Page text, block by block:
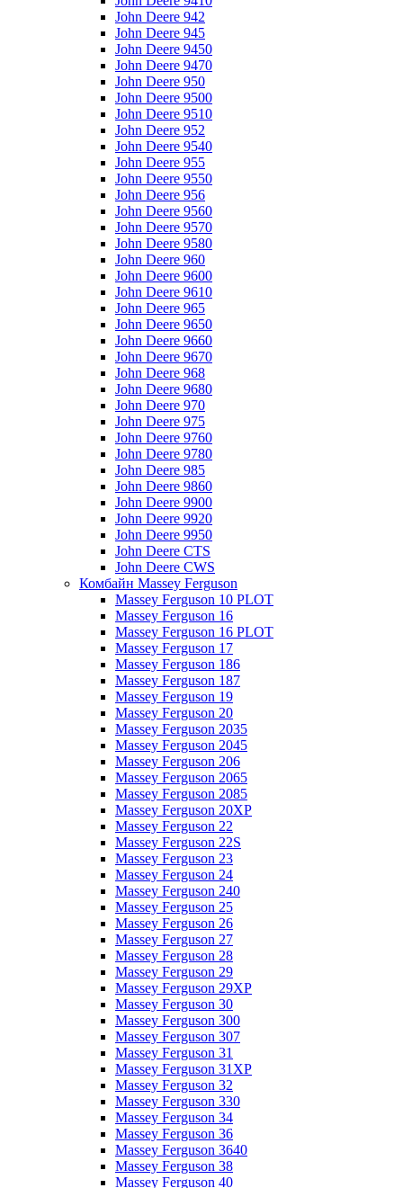
John Deere 942
John Deere 945
John Deere 9450
John Deere 9470
John Deere 950
John Deere 9500
John Deere 9510
John Deere 952
John Deere 9540
John Deere 955
John Deere 9550
John Deere 956
John Deere 9560
John Deere 9570
John Deere 9580
John Deere 960
John Deere 9600
John Deere 9610
John Deere 965
John Deere 9650
John Deere 9660
John Deere 9670
John Deere 968
John Deere 9680
John Deere 970
John Deere 975
John Deere 9760
John Deere 9780
John Deere 985
John Deere 9860
John Deere 9900
John Deere 9920
John Deere 9950
John Deere CTS
John Deere CWS
Комбайн Massey Ferguson
Massey Ferguson 10 PLOT
Massey Ferguson 16
Massey Ferguson 16 PLOT
Massey Ferguson 17
Massey Ferguson 186
Massey Ferguson 187
Massey Ferguson 19
Massey Ferguson 20
Massey Ferguson 2035
Massey Ferguson 2045
Massey Ferguson 206
Massey Ferguson 2065
Massey Ferguson 2085
Massey Ferguson 20XP
Massey Ferguson 22
Massey Ferguson 22S
Massey Ferguson 23
Massey Ferguson 24
Massey Ferguson 240
Massey Ferguson 25
Massey Ferguson 26
Massey Ferguson 27
Massey Ferguson 28
Massey Ferguson 29
Massey Ferguson 29XP
Massey Ferguson 30
Massey Ferguson 300
Massey Ferguson 307
Massey Ferguson 31
Massey Ferguson 31XP
Massey Ferguson 32
Massey Ferguson 330
Massey Ferguson 34
Massey Ferguson 36
Massey Ferguson 3640
Massey Ferguson 38
Massey Ferguson 40